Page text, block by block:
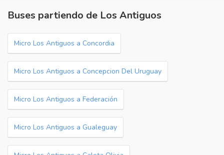
Buses partiendo de Los Antiguos
Micro Los Antiguos a Concordia
Micro Los Antiguos a Concepcion Del Uruguay
Micro Los Antiguos a Federación
Micro Los Antiguos a Gualeguay